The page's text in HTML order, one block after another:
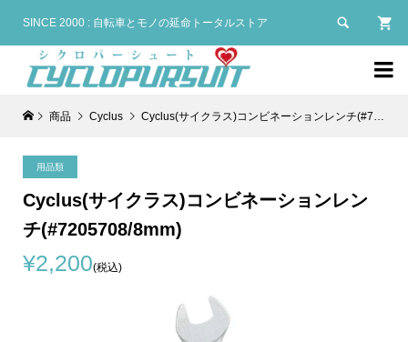
SINCE 2000 : 自転車とモノの延命トータルストア 

商品 Cyclus Cyclus(サイクラス)コンビネーションレンチ(#7205708/8mm)
用品類
Cyclus(サイクラス)コンビネーションレン
チ(#7205708/8mm)
¥2,200(税込)